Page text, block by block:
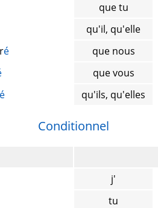
é
é
que tu
qu'il, qu'elle
que nous
que vous
qu'ils, qu'elles
Conditionnel
j'
tu